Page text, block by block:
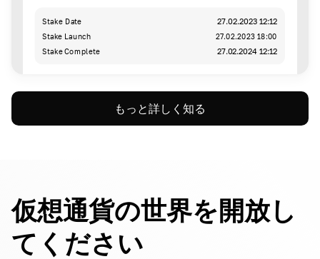
Stake Date 27.02.2023 12:12
Stake Launch
27.02.2023 18:00
Stake Complete
27.02.2024 12:12
もっと詳しく知る
仮想通貨の世界を開放し
てください